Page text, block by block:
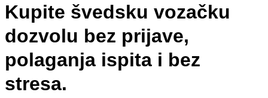
Kupite švedsku vozačku
dozvolu bez prijave,
polaganja ispita i bez
stresa.